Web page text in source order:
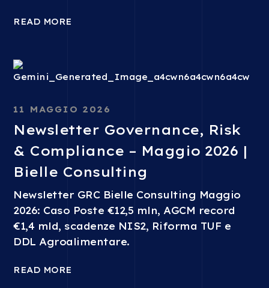
READ MORE
11 MAGGIO 2026
Newsletter Governance, Risk
& Compliance – Maggio 2026 |
Bielle Consulting
Newsletter GRC Bielle Consulting Maggio
2026: Caso Poste €12,5 mln, AGCM record
€1,4 mld, scadenze NIS2, Riforma TUF e
DDL Agroalimentare.
READ MORE